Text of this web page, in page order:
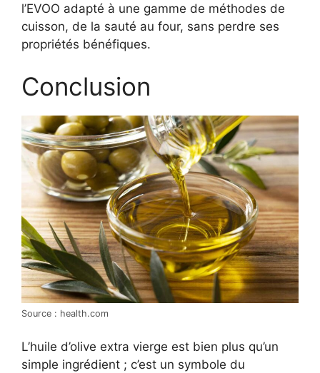
l’EVOO adapté à une gamme de méthodes de
cuisson, de la sauté au four, sans perdre ses
propriétés bénéfiques.
Conclusion
Source : health.com
L’huile d’olive extra vierge est bien plus qu’un
simple ingrédient ; c’est un symbole du